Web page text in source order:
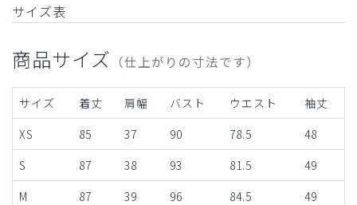
サイズ表
商品サイズ （仕上がりの寸法です）
サイズ 着丈 肩幅 バスト ウエスト
袖丈
XS
85 37 90 78.5
48
S
87 38 93 81.5
49
M
87 39 96 84.5
49